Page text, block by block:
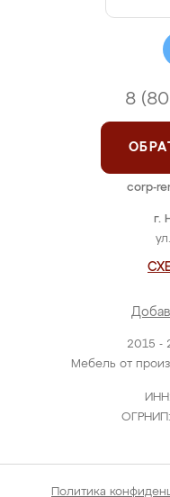
2015 -
Мебель от
г.
8
corp-
Политика